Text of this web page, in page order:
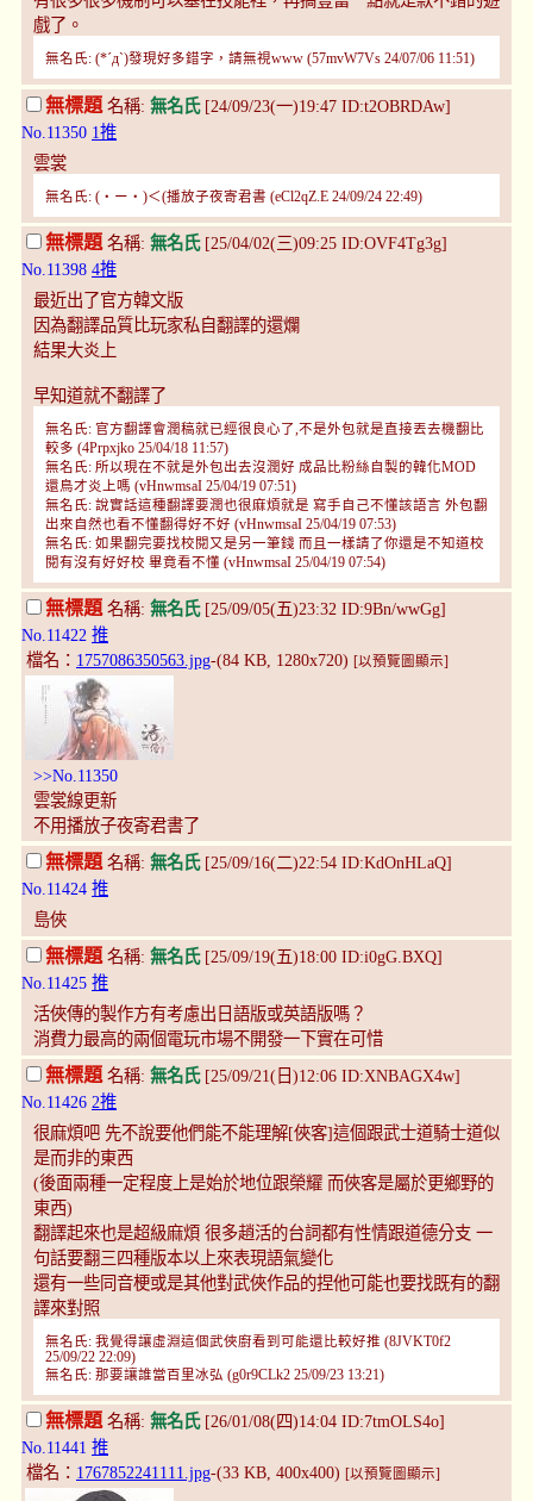
戲了。
無名氏: (*´д`)發現好多錯字，請無視www (57mvW7Vs 24/07/06 11:51)
無標題 名稱: 無名氏[24/09/23(一)19:47 ID:t2OBRDAw]
No.11350 1推
雲裳
無名氏: (・ー・)＜(播放子夜寄君書 (eCl2qZ.E 24/09/24 22:49)
無標題 名稱: 無名氏[25/04/02(三)09:25 ID:OVF4Tg3g]
No.11398 4推
最近出了官方韓文版
因為翻譯品質比玩家私自翻譯的還爛
結果大炎上
早知道就不翻譯了
無名氏: 官方翻譯會潤稿就已經很良心了,不是外包就是直接丟去機翻比
較多 (4Prpxjko 25/04/18 11:57)
無名氏: 所以現在不就是外包出去沒潤好 成品比粉絲自製的韓化MOD
還鳥才炎上嗎 (vHnwmsaI 25/04/19 07:51)
無名氏: 說實話這種翻譯要潤也很麻煩就是 寫手自己不懂該語言 外包翻
出來自然也看不懂翻得好不好 (vHnwmsaI 25/04/19 07:53)
無名氏: 如果翻完要找校閱又是另一筆錢 而且一樣請了你還是不知道校
閱有沒有好好校 畢竟看不懂 (vHnwmsaI 25/04/19 07:54)
無標題名稱: 無名氏[25/09/05(五)23:32 ID:9Bn/wwGg]
No.11422 推
檔名： 1757086350563.jpg-(84 KB, 1280x720) [以預覽圖顯示]
>>No.11350
雲裳線更新
不用播放子夜寄君書了
無標題 名稱: 無名氏[25/09/16(二)22:54 ID:KdOnHLaQ]
No.11424 推
島俠
無標題 名稱: 無名氏[25/09/19(五)18:00 ID:i0gG.BXQ]
No.11425 推
活俠傳的製作方有考慮出日語版或英語版嗎？
消費力最高的兩個電玩市場不開發一下實在可惜
無標題 名稱: 無名氏[25/09/21(日)12:06 ID:XNBAGX4w]
No.11426 2推
很麻煩吧 先不說要他們能不能理解[俠客]這個跟武士道騎士道似
是而非的東西
(後面兩種一定程度上是始於地位跟榮耀 而俠客是屬於更鄉野的
東西)
翻譯起來也是超級麻煩 很多趙活的台詞都有性情跟道德分支 一
句話要翻三四種版本以上來表現語氣變化
還有一些同音梗或是其他對武俠作品的捏他可能也要找既有的翻
譯來對照
無名氏: 我覺得讓虛淵這個武俠廚看到可能還比較好推 (8JVKT0f2
25/09/22 22:09)
無名氏: 那要讓誰當百里冰弘 (g0r9CLk2 25/09/23 13:21)
無標題名稱: 無名氏[26/01/08(四)14:04 ID:7tmOLS4o]
No.11441 推
檔名： 1767852241111.jpg-(33 KB, 400x400) [以預覽圖顯示]